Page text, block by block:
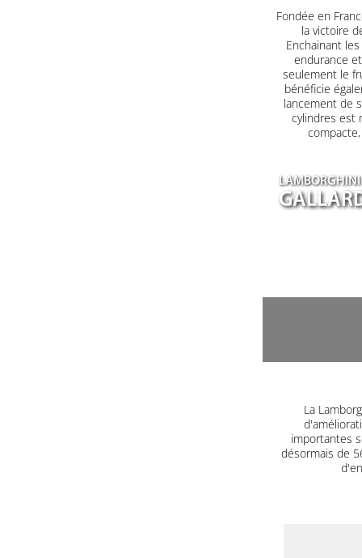
Fondée en
la victoire
Enchainant
endurance
seulement le
bénéficie
lancement de
cylindres est
LAMBORGHINI
La
importantes
désormais de